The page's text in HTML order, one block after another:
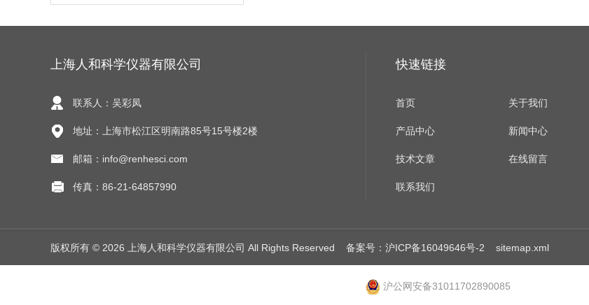
上海人和科学仪器有限公司
联系人：吴彩凤
地址：上海市松江区明南路85号15号楼2楼
邮箱：info@renhesci.com
传真：86-21-64857990
快速链接
首页 关于我们
产品中心 新闻中心
技术文章 在线留言
联系我们
版权所有 © 2026 上海人和科学仪器有限公司 All Rights Reserved 备案号：沪ICP备16049646号-2 sitemap.xml
沪公网安备31011702890085